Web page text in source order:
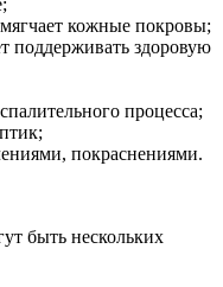
кожные покровы;
поддерживать здоровую
процесса;
покраснениями.
быть нескольких